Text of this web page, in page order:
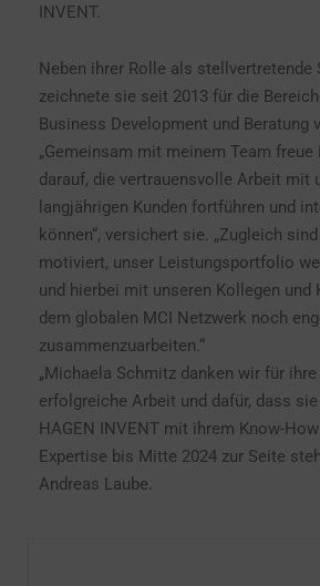
INVENT.
Neben ihrer Rolle als stellvertretende
zeichnete sie seit 2013 für die
Business Development und Beratung
„Gemeinsam mit meinem Team
darauf, die vertrauensvolle Arbeit mit
langjährigen Kunden fortführen und
können“, versichert sie. „Zugleich
motiviert, unser Leistungsportfolio
und hierbei mit unseren Kollegen und
dem globalen MCI Netzwerk noch
zusammenzuarbeiten.“
„Michaela Schmitz danken wir für
erfolgreiche Arbeit und dafür, dass
HAGEN INVENT mit ihrem Know-
Expertise bis Mitte 2024 zur Seite
Andreas Laube.